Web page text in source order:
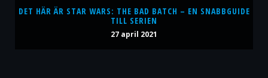
DET HÄR ÄR STAR WARS: THE BAD BATCH – EN SNABBGUIDE
TILL SERIEN
27 april 2021